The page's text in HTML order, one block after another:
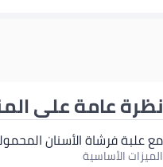
نظرة عامة على
مع علبة فرشاة الأسنان المحمولة، يمكن لطفلك
الميزات الأساسية